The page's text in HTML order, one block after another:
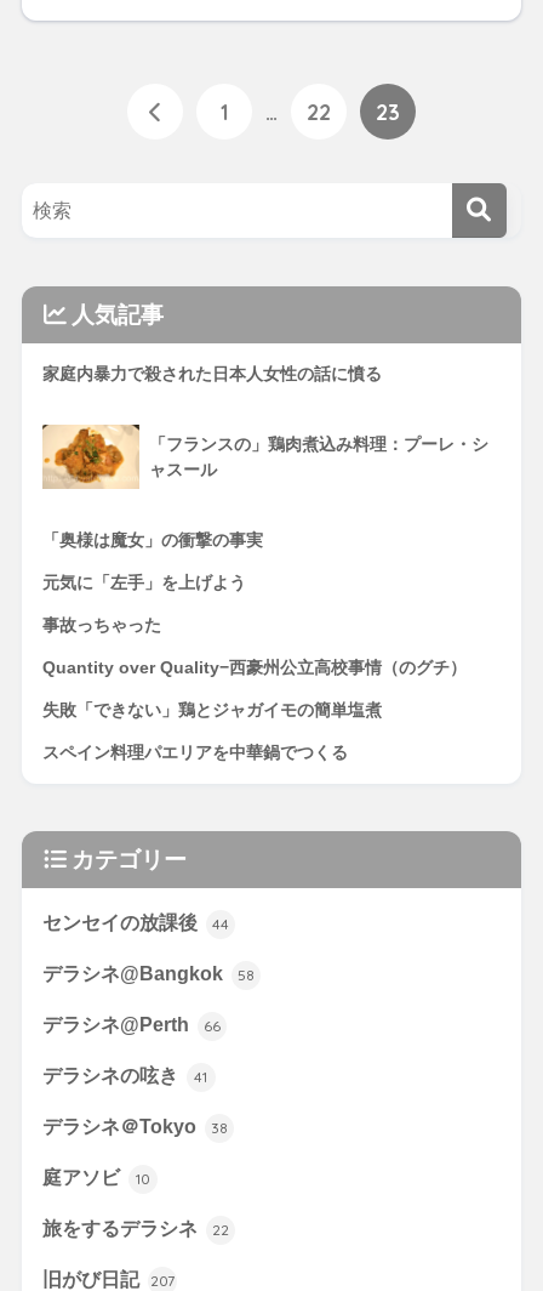
1 … 22 23
人気記事
家庭内暴力で殺された日本人女性の話に憤る
「フランスの」鶏肉煮込み料理：プーレ・シ
ャスール
「奥様は魔女」の衝撃の事実
元気に「左手」を上げよう
事故っちゃった
Quantity over Quality−西豪州公立高校事情（のグチ）
失敗「できない」鶏とジャガイモの簡単塩煮
スペイン料理パエリアを中華鍋でつくる
カテゴリー
センセイの放課後 44
デラシネ@Bangkok 58
デラシネ@Perth 66
デラシネの呟き 41
デラシネ＠Tokyo 38
庭アソビ 10
旅をするデラシネ 22
旧がび日記 207